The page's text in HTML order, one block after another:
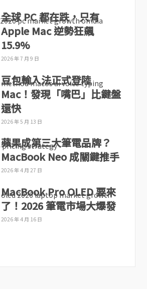
全球 PC 都在跌，只有
Apple Mac 逆勢狂飆
15.9%
2026 年 7 月 9 日
豆包輸入法正式登陸
Mac！發現「嘴巴」比鍵盤
還快
2026 年 5 月 13 日
蘋果成第三大筆電品牌？
MacBook Neo 成關鍵推手
2026 年 4 月 27 日
MacBook Pro OLED 要來
了！2026 筆電市場大爆發
2026 年 4 月 16 日